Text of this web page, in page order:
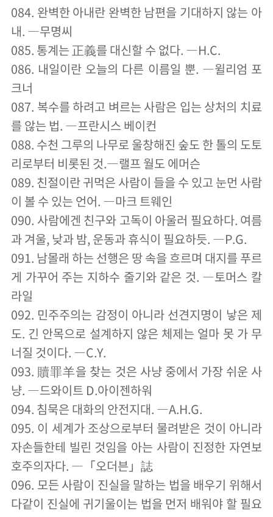
084. 완벽한 아내란 완벽한 남편을 기대하지 않는 아
내. ―무명씨
085. 통계는 正義를 대신할 수 없다. ―H.C.
086. 내일이란 오늘의 다른 이름일 뿐. ―윌리엄 포
크너
087. 복수를 하려고 벼르는 사람은 입는 상처의 치료
를 않는 법. ―프란시스 베이컨
088. 수천 그루의 나무로 울창해진 숲도 한 톨의 도토
리로부터 비롯된 것.―랠프 월도 에머슨
089. 친절이란 귀먹은 사람이 들을 수 있고 눈먼 사람
이 볼 수 있는 언어. ―마크 트웨인
090. 사람에겐 친구와 고독이 아울러 필요하다. 여름
과 겨울, 낮과 밤, 운동과 휴식이 필요하듯. ―P.G.
091. 남몰래 하는 선행은 땅 속을 흐르며 대지를 푸르
게 가꾸어 주는 지하수 줄기와 같은 것. ―토머스 칼
라일
092. 민주주의는 감정이 아니라 선견지명이 낳은 제
도. 긴 안목으로 설계하지 않은 체제는 얼마 못 가 무
너질 것이다. ―C.Y.
093. 贖罪羊을 찾는 것은 사냥 중에서 가장 쉬운 사
냥. ―드와이트 D.아이젠하워
094. 침묵은 대화의 안전지대. ―A.H.G.
095. 이 세계가 조상으로부터 물려받은 것이 아니라
자손들한테 빌린 것임을 아는 사람이 진정한 자연보
호주의자다. ―「오더븐」誌
096. 모든 사람이 진실을 말하는 법을 배우기 위해서
다같이 진실에 귀기울이는 법을 먼저 배워야 할 필요